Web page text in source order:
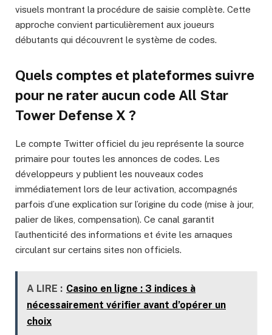
visuels montrant la procédure de saisie complète. Cette
approche convient particulièrement aux joueurs
débutants qui découvrent le système de codes.
Quels comptes et plateformes suivre
pour ne rater aucun code All Star
Tower Defense X ?
Le compte Twitter officiel du jeu représente la source
primaire pour toutes les annonces de codes. Les
développeurs y publient les nouveaux codes
immédiatement lors de leur activation, accompagnés
parfois d’une explication sur l’origine du code (mise à jour,
palier de likes, compensation). Ce canal garantit
l’authenticité des informations et évite les arnaques
circulant sur certains sites non officiels.
A LIRE : Casino en ligne : 3 indices à
nécessairement vérifier avant d’opérer un
choix